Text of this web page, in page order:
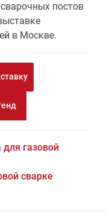
постов
в Москве.
для газовой
сварке